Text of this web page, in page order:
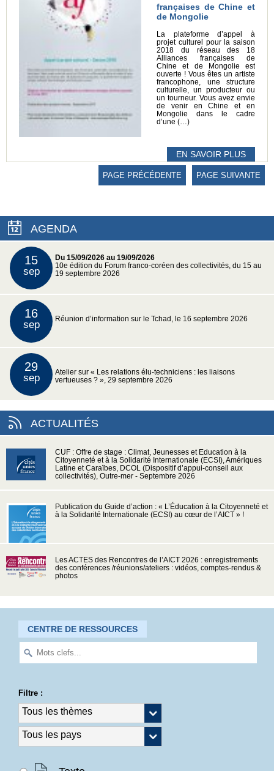
françaises de Chine et
de Mongolie
La plateforme d’appel à
projet culturel pour la saison
2018 du réseau des 18
Alliances françaises de
Chine et de Mongolie est
ouverte ! Vous êtes un artiste
francophone, une structure
culturelle, un producteur ou
un tourneur. Vous avez envie
de venir en Chine et en
Mongolie dans le cadre
d’une (…)
EN SAVOIR PLUS
PAGE PRÉCÉDENTE PAGE SUIVANTE
AGENDA
15
sep
Du 15/09/2026 au 19/09/2026
10e édition du Forum franco-coréen des collectivités, du 15 au
19 septembre 2026
16
sep Réunion d’information sur le Tchad, le 16 septembre 2026
29
sep
Atelier sur « Les relations élu-techniciens : les liaisons
vertueuses ? », 29 septembre 2026
ACTUALITÉS
CUF : Offre de stage : Climat, Jeunesses et Education à la
Citoyenneté et à la Solidarité Internationale (ECSI), Amériques
Latine et Caraïbes, DCOL (Dispositif d’appui-conseil aux
collectivités), Outre-mer - Septembre 2026
Publication du Guide d’action : « L’Éducation à la Citoyenneté et
à la Solidarité Internationale (ECSI) au cœur de l’AICT » !
Les ACTES des Rencontres de l’AICT 2026 : enregistrements
des conférences /réunions/ateliers : vidéos, comptes-rendus &
photos
CENTRE DE RESSOURCES
Filtre :